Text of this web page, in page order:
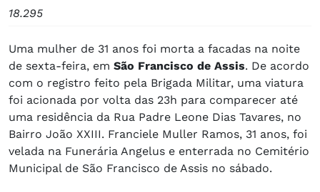
18.295
Uma mulher de 31 anos foi morta a facadas na noite
de sexta-feira, em São Francisco de Assis. De acordo
com o registro feito pela Brigada Militar, uma viatura
foi acionada por volta das 23h para comparecer até
uma residência da Rua Padre Leone Dias Tavares, no
Bairro João XXIII. Franciele Muller Ramos, 31 anos, foi
velada na Funerária Angelus e enterrada no Cemitério
Municipal de São Francisco de Assis no sábado.